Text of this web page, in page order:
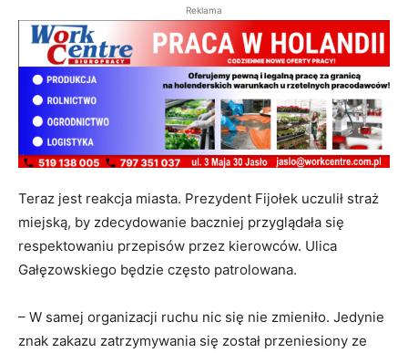
Reklama
Teraz jest reakcja miasta. Prezydent Fijołek uczulił straż
miejską, by zdecydowanie baczniej przyglądała się
respektowaniu przepisów przez kierowców. Ulica
Gałęzowskiego będzie często patrolowana.
– W samej organizacji ruchu nic się nie zmieniło. Jedynie
znak zakazu zatrzymywania się został przeniesiony ze